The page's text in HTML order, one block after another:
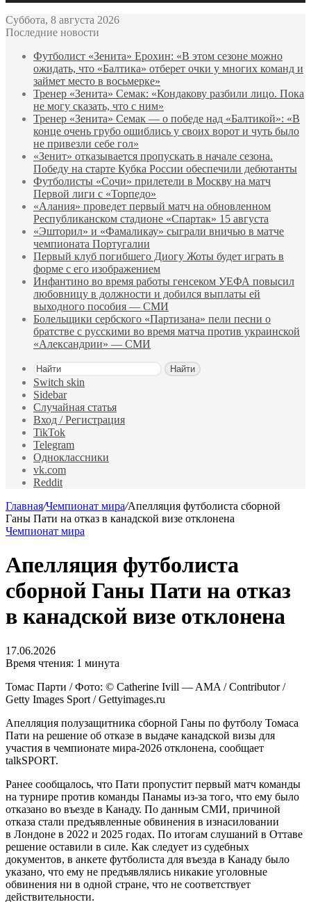
Суббота, 8 августа 2026
Последние новости
Футболист «Зенита» Ерохин: «В этом сезоне можно
ожидать, что «Балтика» отберет очки у многих команд и
займет место в восьмерке»
Тренер «Зенита» Семак: «Кондакову разбили лицо. Пока
не могу сказать, что с ним»
Тренер «Зенита» Семак — о победе над «Балтикой»: «В
конце очень грубо ошиблись у своих ворот и чуть было
не привезли себе гол»
«Зенит» отказывается пропускать в начале сезона.
Победу на старте Кубка России обеспечили дебютанты
Футболисты «Сочи» прилетели в Москву на матч
Первой лиги с «Торпедо»
«Алания» проведет первый матч на обновленном
Республиканском стадионе «Спартак» 15 августа
«Эшторил» и «Фамаликау» сыграли вничью в матче
чемпионата Португалии
Первый клуб погибшего Диогу Жоты будет играть в
форме с его изображением
Инфантино во время работы генсеком УЕФА повысил
любовницу в должности и добился выплаты ей
выходного пособия — СМИ
Болельщики сербского «Партизана» пели песни о
братстве с русскими во время матча против украинской
«Александрии» — СМИ
Найти
Switch skin
Sidebar
Случайная статья
Вход / Регистрация
TikTok
Telegram
Одноклассники
vk.com
Reddit
Главная/Чемпионат мира/Апелляция футболиста сборной
Ганы Пати на отказ в канадской визе отклонена
Чемпионат мира
Апелляция футболиста
сборной Ганы Пати на отказ
в канадской визе отклонена
17.06.2026
Время чтения: 1 минута
Томас Парти / Фото: © Catherine Ivill — AMA / Contributor /
Getty Images Sport / Gettyimages.ru
Апелляция полузащитника сборной Ганы по футболу Томаса
Пати на решение об отказе в выдаче канадской визы для
участия в чемпионате мира‑2026 отклонена, сообщает
talkSPORT.
Ранее сообщалось, что Пати пропустит первый матч команды
на турнире против команды Панамы из‑за того, что ему было
отказано во въезде в Канаду. По данным СМИ, причиной
отказа стали предъявленные обвинения в изнасиловании
в Лондоне в 2022 и 2025 годах. По итогам слушаний в Оттаве
решение оставили в силе. Как следует из судебных
документов, в анкете футболиста для въезда в Канаду было
указано, что ему не предъявлялись никакие уголовные
обвинения ни в одной стране, что не соответствует
действительности.